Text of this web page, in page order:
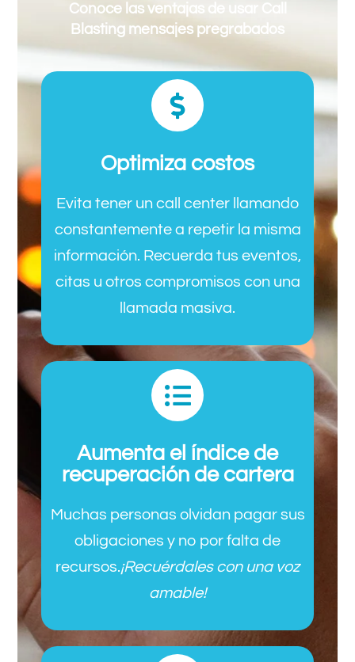
Conoce las ventajas de usar Call
Blasting mensajes pregrabados
Optimiza costos
Evita tener un call center llamando
constantemente a repetir la misma
información. Recuerda tus eventos,
citas u otros compromisos con una
llamada masiva.
Aumenta el índice de
recuperación de cartera
Muchas personas olvidan pagar sus
obligaciones y no por falta de
recursos.¡Recuérdales con una voz
amable!